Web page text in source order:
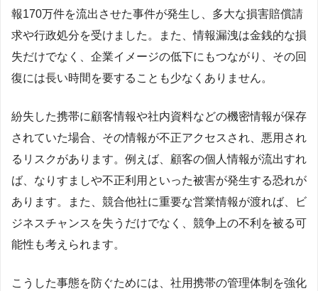
報170万件を流出させた事件が発生し、多大な損害賠償請
求や行政処分を受けました。また、情報漏洩は金銭的な損
失だけでなく、企業イメージの低下にもつながり、その回
復には長い時間を要することも少なくありません。
紛失した携帯に顧客情報や社内資料などの機密情報が保存
されていた場合、その情報が不正アクセスされ、悪用され
るリスクがあります。例えば、顧客の個人情報が流出すれ
ば、なりすましや不正利用といった被害が発生する恐れが
あります。また、競合他社に重要な営業情報が渡れば、ビ
ジネスチャンスを失うだけでなく、競争上の不利を被る可
能性も考えられます。
こうした事態を防ぐためには、社用携帯の管理体制を強化